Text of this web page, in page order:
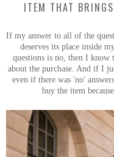
ITEM THAT
If my answer to all of the
deserves its place inside
questions is no, then I
about the purchase. And if I
even if there was 'no'
buy the item